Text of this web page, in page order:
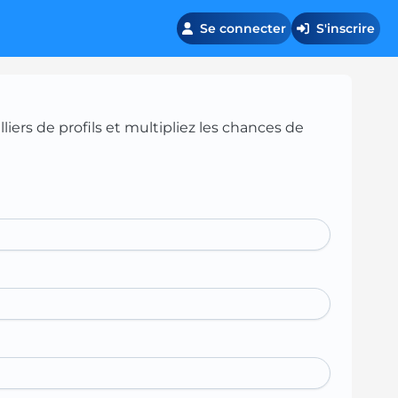
Se connecter S'inscrire
de profils et multipliez les chances de